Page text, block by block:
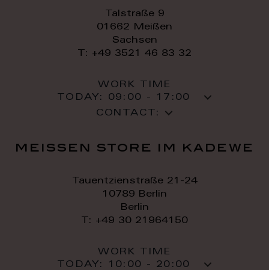
Talstraße 9
01662 Meißen
Sachsen
T: +49 3521 46 83 32
WORK TIME
TODAY: 09:00 - 17:00
CONTACT:
meissen store im kadewe
Tauentzienstraße 21-24
10789 Berlin
Berlin
T: +49 30 21964150
WORK TIME
TODAY:
10:00 - 20:00